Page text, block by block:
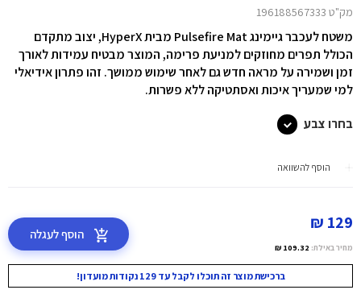
מק"ט 196188567333
משטח לעכבר גיימינג Pulsefire Mat מבית HyperX,
יצוב מתקדם
הכולל תפרים מחוזקים למניעת פרימה, המוצר מבטיח עמידות לאורך
זמן ושמירה על מראה חדש גם לאחר שימוש ממושך. זהו פתרון אידיאלי
למי שמעריך איכות ואסתטיקה ללא פשרות.
בחרו צבע
הוסף להשוואה
129 ₪
מחיר באילת: 109.32 ₪
הוסף לעגלה
ברכישת מוצר זה תוכלו לקבל עד 129 נקודות מועדון!